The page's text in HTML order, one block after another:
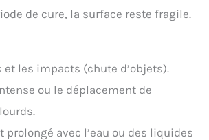
de cure, la surface reste fragile.
et les impacts (chute d’objets).
ou le déplacement de
prolongé avec l’eau ou des liquides